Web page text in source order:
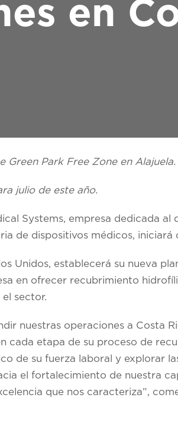
en
Green Park Free Zone en Alajuela.
julio de este año.
Systems, empresa dedicada
de dispositivos médicos, iniciará
Unidos, establecerá su nueva
en ofrecer recubrimiento
el sector.
nuestras operaciones a Costa
cada etapa de su proceso de
de su fuerza laboral y explorar
el fortalecimiento de nuestra
que nos caracteriza”,